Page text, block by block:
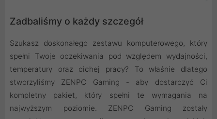
Zadbaliśmy o każdy szczegół
Szukasz doskonałego zestawu komputerowego, który
spełni Twoje oczekiwania pod względem wydajności,
temperatury oraz cichej pracy? To właśnie dlatego
stworzyliśmy ZENPC Gaming - aby dostarczyć Ci
kompletny pakiet, który spełni te wymagania na
najwyższym poziomie. ZENPC Gaming zostały